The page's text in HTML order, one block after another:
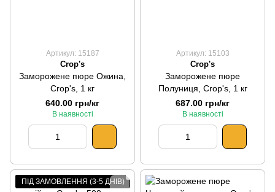
Артикул: 15187
Crop's
Заморожене пюре Ожина,
Crop's, 1 кг
640.00 грн/кг
В наявності
Артикул: 15103
Crop's
Заморожене пюре
Полуниця, Crop's, 1 кг
687.00 грн/кг
В наявності
ПІД ЗАМОВЛЕННЯ (3-5 ДНІВ)